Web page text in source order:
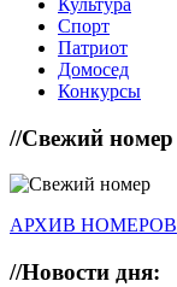
Культура
Спорт
Патриот
Домосед
Конкурсы
//Свежий номер
АРХИВ НОМЕРОВ
//Новости дня: